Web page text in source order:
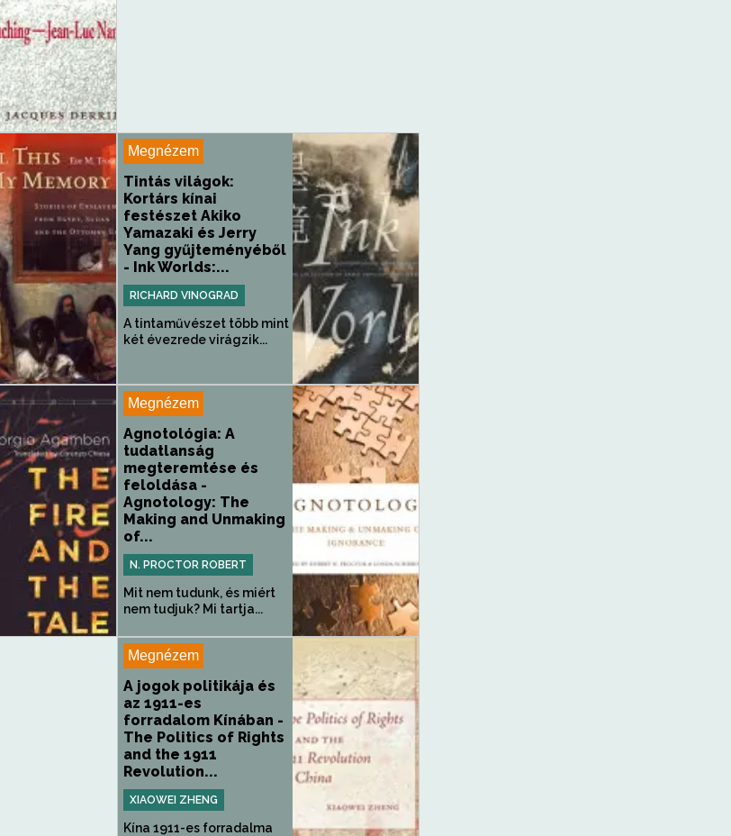
Megnézem
Tintás világok:
Kortárs kínai
festészet Akiko
Yamazaki és Jerry
Yang gyűjteményéből
- Ink Worlds:...
RICHARD VINOGRAD
A tintaművészet több mint
két évezrede virágzik...
Megnézem
Agnotológia: A
tudatlanság
megteremtése és
feloldása -
Agnotology: The
Making and Unmaking
of...
N. PROCTOR ROBERT
Mit nem tudunk, és miért
nem tudjuk? Mi tartja...
Megnézem
A jogok politikája és
az 1911-es
forradalom Kínában -
The Politics of Rights
and the 1911
Revolution...
XIAOWEI ZHENG
Kína 1911-es forradalma